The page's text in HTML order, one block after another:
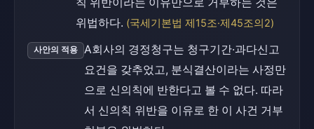
위법하다. (국세기본법 제15조·제45조의2)
사안의 적용
A회사의 경정청구는 청구기간·과다신고
요건을 갖추었고, 분식결산이라는 사정만
으로 신의칙에 반한다고 볼 수 없다. 따라
서 신의칙 위반을 이유로 한 이 사건 거부